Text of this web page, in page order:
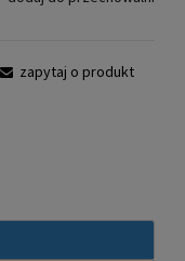
zapytaj o produkt